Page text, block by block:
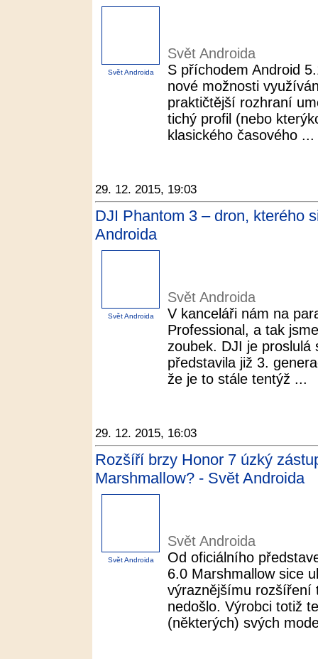
Svět Androida
Svět Androida
S příchodem Android
nové možnosti
praktičtější rozhraní
tichý profil (nebo
klasického časového ...
29. 12. 2015, 19:03
DJI Phantom 3 – dron, kterého
Androida
Svět Androida
Svět Androida
V kanceláři nám na
Professional, a tak
zoubek. DJI je
představila již 3.
že je to stále tentýž ...
29. 12. 2015, 16:03
Rozšíří brzy Honor 7 úzký
Marshmallow? - Svět Androida
Svět Androida
Svět Androida
Od oficiálního
6.0 Marshmallow sice
výraznějšímu rozšíření
nedošlo. Výrobci totiž
(některých) svých